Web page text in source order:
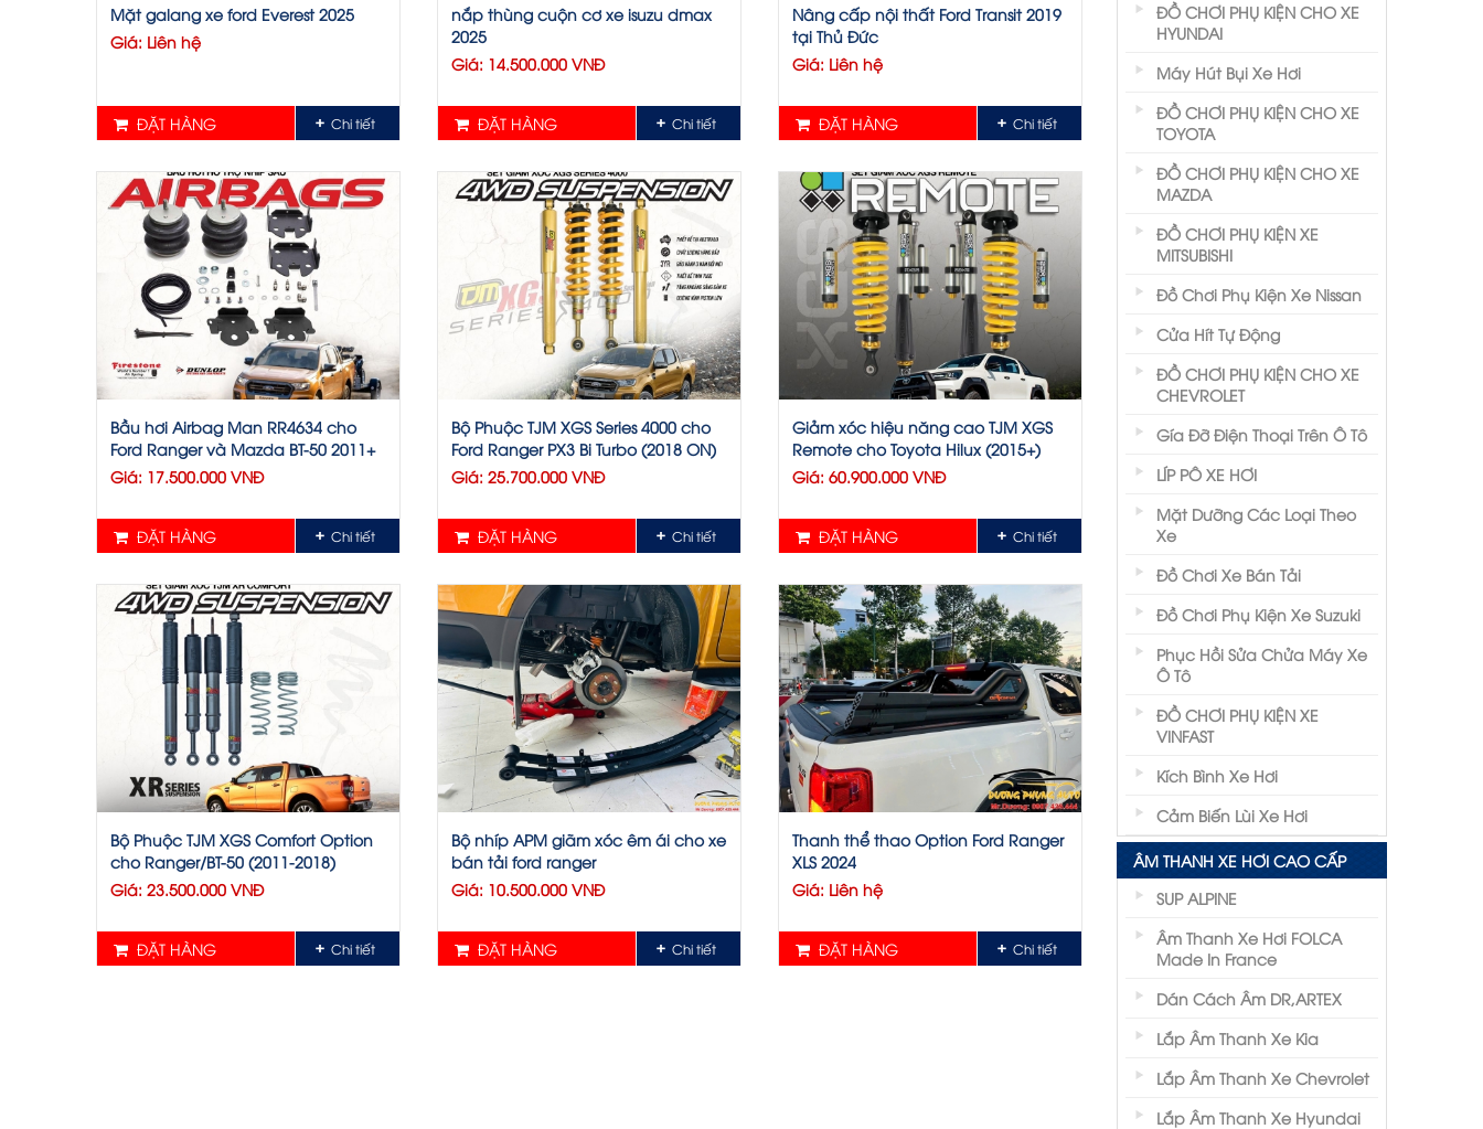
Mặt galang xe ford Everest 2025
Giá: Liên hệ
ĐẶT HÀNG Chi tiết
nắp thùng cuộn cơ xe isuzu dmax
2025
Giá: 14.500.000 VNĐ
ĐẶT HÀNG Chi tiết
Nâng cấp nội thất Ford Transit 2019
tại Thủ Đức
Giá: Liên hệ
ĐẶT HÀNG Chi tiết
Bầu hơi Airbag Man RR4634 cho
Ford Ranger và Mazda BT-50 2011+
Giá: 17.500.000 VNĐ
ĐẶT HÀNG Chi tiết
Bộ Phuộc TJM XGS Series 4000 cho
Ford Ranger PX3 Bi Turbo (2018 ON)
Giá: 25.700.000 VNĐ
ĐẶT HÀNG Chi tiết
Giảm xóc hiệu năng cao TJM XGS
Remote cho Toyota Hilux (2015+)
Giá: 60.900.000 VNĐ
ĐẶT HÀNG Chi tiết
Bộ Phuộc TJM XGS Comfort Option
cho Ranger/BT-50 (2011-2018)
Giá: 23.500.000 VNĐ
ĐẶT HÀNG Chi tiết
Bộ nhíp APM giãm xóc êm ái cho xe
bán tải ford ranger
Giá: 10.500.000 VNĐ
ĐẶT HÀNG Chi tiết
Thanh thể thao Option Ford Ranger
XLS 2024
Giá: Liên hệ
ĐẶT HÀNG Chi tiết
ĐỒ CHƠI PHỤ KIỆN CHO XE
HYUNDAI
Máy Hút Bụi Xe Hơi
ĐỒ CHƠI PHỤ KIỆN CHO XE
TOYOTA
ĐỒ CHƠI PHỤ KIỆN CHO XE
MAZDA
ĐỒ CHƠI PHỤ KIỆN XE
MITSUBISHI
Đồ Chơi Phụ Kiện Xe Nissan
Cửa Hít Tự Động
ĐỒ CHƠI PHỤ KIỆN CHO XE
CHEVROLET
Gía Đỡ Điện Thoại Trên Ô Tô
LÍP PÔ XE HƠI
Mặt Dưỡng Các Loại Theo
Xe
Đồ Chơi Xe Bán Tải
Đồ Chơi Phụ Kiện Xe Suzuki
Phục Hồi Sửa Chửa Máy Xe
Ô Tô
ĐỒ CHƠI PHỤ KIỆN XE
VINFAST
Kích Bình Xe Hơi
Cảm Biến Lùi Xe Hơi
ÂM THANH XE HƠI CAO CẤP
SUP ALPINE
Âm Thanh Xe Hơi FOLCA
Made In France
Dán Cách Âm DR,ARTEX
Lắp Âm Thanh Xe Kia
Lắp Âm Thanh Xe Chevrolet
Lắp Âm Thanh Xe Hyundai